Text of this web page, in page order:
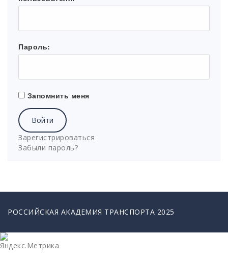
Пароль:
Запомнить меня
Войти
Зарегистрироваться
Забыли пароль?
РОССИЙСКАЯ АКАДЕМИЯ ТРАНСПОРТА 2025